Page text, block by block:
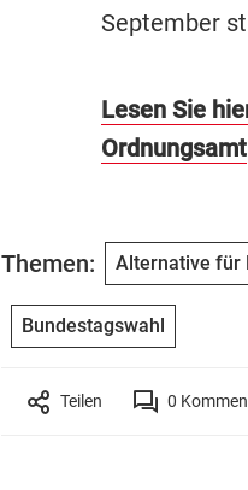
September
Lesen Sie
Ordnungsamt
Themen: Alternative für
Bundestagswahl
Teilen 0